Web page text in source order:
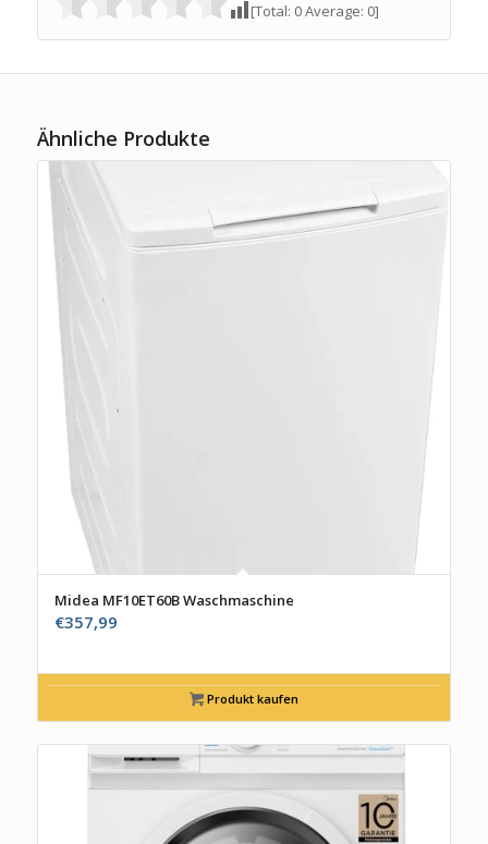
[Total: 0Average: 0]
Ähnliche Produkte
Midea MF10ET60B Waschmaschine
€357,99
Produkt kaufen